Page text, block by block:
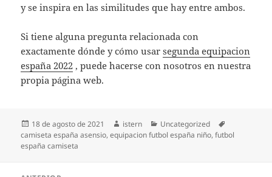
y se inspira en las similitudes que hay entre ambos.
Si tiene alguna pregunta relacionada con
exactamente dónde y cómo usarsegunda equipacion
españa 2022 , puede hacerse con nosotros en nuestra
propia página web.
Publicado
el
18 de agosto de 2021 Autor
istern Categorías
Uncategorized
camiseta españa asensio,equipacion futbol españa niño,futbol
españa camiseta